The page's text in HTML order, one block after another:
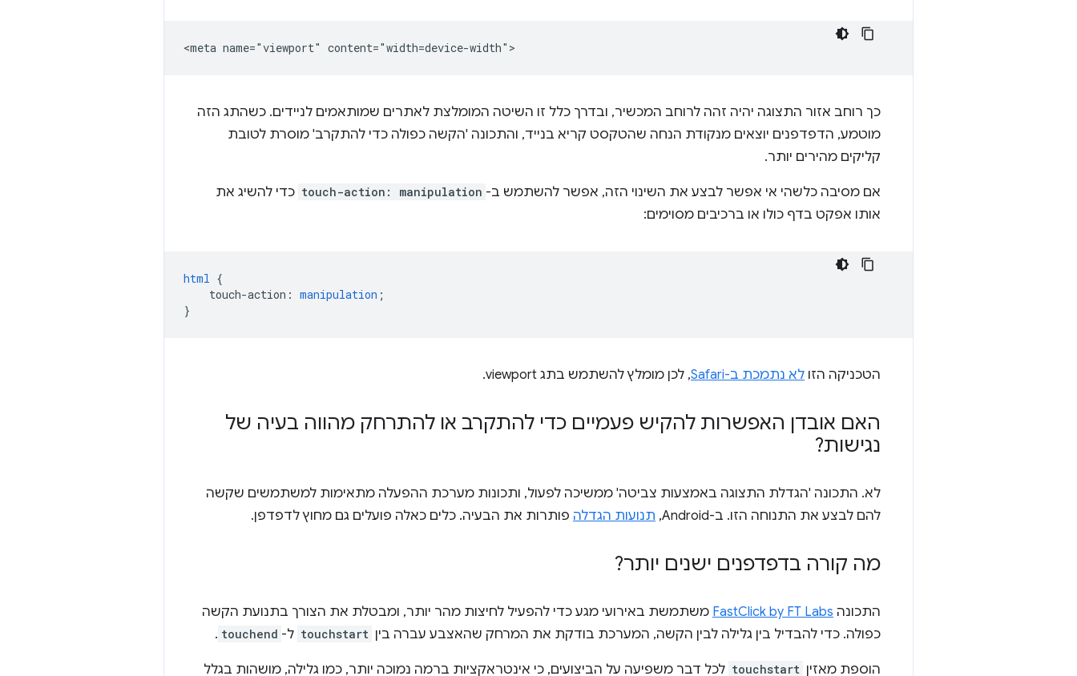
כך רוחב אזור התצוגה יהיה זהה לרוחב המכשיר, ובדרך כלל זו השיטה המומלצת לאתרים שמותאמים לניידים. כשהתג הזה
מוטמע, הדפדפנים יוצאים מנקודת הנחה שהטקסט קריא בנייד, והתכונה 'הקשה כפולה כדי להתקרב' מוסרת לטובת
קליקים מהירים יותר.
אם מסיבה כלשהי אי אפשר לבצע את השינוי הזה, אפשר להשתמש ב- touch-action: manipulation כדי להשיג את
אותו אפקט בדף כולו או ברכיבים מסוימים:
html {
touch-action : manipulation ;
}
הטכניקה הזו לא נתמכת ב-Safari , לכן מומלץ להשתמש בתג viewport.
האם אובדן האפשרות להקיש פעמיים כדי להתקרב או להתרחק מהווה בעיה של
נגישות?
לא. התכונה 'הגדלת התצוגה באמצעות צביטה' ממשיכה לפעול, ותכונות מערכת ההפעלה מתאימות למשתמשים שקשה
להם לבצע את התנוחה הזו. ב-Android,
תנועות הגדלה פותרות את הבעיה. כלים כאלה פועלים גם מחוץ לדפדפן.
מה קורה בדפדפנים ישנים יותר?
התכונה FastClick by FT Labs משתמשת באירועי מגע כדי להפעיל לחיצות מהר יותר, ומבטלת את הצורך בתנועת הקשה
כפולה. כדי להבדיל בין גלילה לבין הקשה, המערכת בודקת את המרחק שהאצבע עברה בין touchstart ל- touchend
.
הוספת מאזין touchstart לכל דבר משפיעה על הביצועים, כי אינטראקציות ברמה נמוכה יותר, כמו גלילה, מושהות בגלל